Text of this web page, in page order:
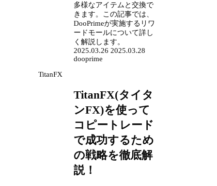
多様なアイテムと交換で
きます。この記事では、
DooPrimeが実施するリワ
ードモールについて詳し
く解説します。
2025.03.26 2025.03.28
dooprime
TitanFX
TitanFX(タイタ
ンFX)を使って
コピートレード
で成功するため
の戦略を徹底解
説！